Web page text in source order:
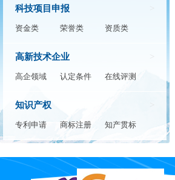
科技项目申报
资金类 荣誉类 资质类
高新技术企业
高企领域 认定条件 在线评测
知识产权
专利申请 商标注册 知产贯标